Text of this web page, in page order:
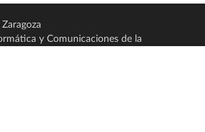
y Comunicaciones de la